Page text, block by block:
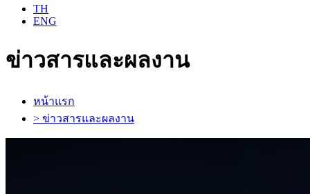
TH
ENG
ข่าวสารและผลงาน
หน้าแรก
> ข่าวสารและผลงาน